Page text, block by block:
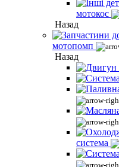
мотокос
Назад
мотопомп
Назад
система